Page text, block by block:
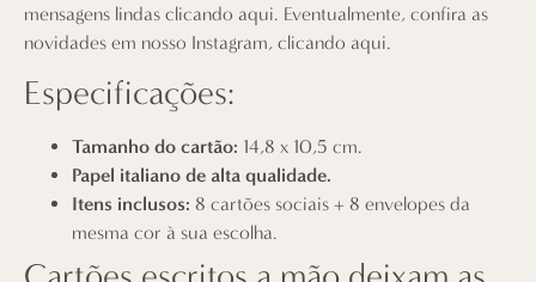
mensagens lindas clicando aqui. Eventualmente, confira as
novidades em nosso Instagram, clicando aqui.
Especificações:
Tamanho do cartão: 14,8 x 10,5 cm.
Papel italiano de alta qualidade.
Itens inclusos: 8 cartões sociais + 8 envelopes da
mesma cor à sua escolha.